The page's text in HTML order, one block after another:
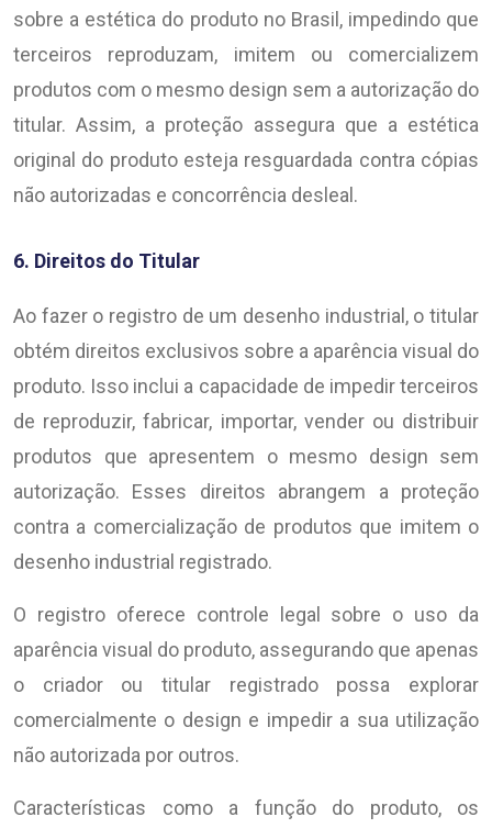
sobre a estética do produto no Brasil, impedindo que
terceiros reproduzam, imitem ou comercializem
produtos com o mesmo design sem a autorização do
titular. Assim, a proteção assegura que a estética
original do produto esteja resguardada contra cópias
não autorizadas e concorrência desleal.
6. Direitos do Titular
Ao fazer o registro de um desenho industrial, o titular
obtém direitos exclusivos sobre a aparência visual do
produto. Isso inclui a capacidade de impedir terceiros
de reproduzir, fabricar, importar, vender ou distribuir
produtos que apresentem o mesmo design sem
autorização. Esses direitos abrangem a proteção
contra a comercialização de produtos que imitem o
desenho industrial registrado.
O registro oferece controle legal sobre o uso da
aparência visual do produto, assegurando que apenas
o criador ou titular registrado possa explorar
comercialmente o design e impedir a sua utilização
não autorizada por outros.
Características como a função do produto, os